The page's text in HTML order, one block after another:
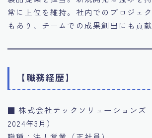
常に上位を維持。社内でのプロジェ
もあり、チームでの成果創出にも貢
【職務経歴】
■ 株式会社テックソリューションズ
2024年3月）